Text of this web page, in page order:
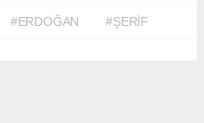
#ERDOĞAN #ŞERİF